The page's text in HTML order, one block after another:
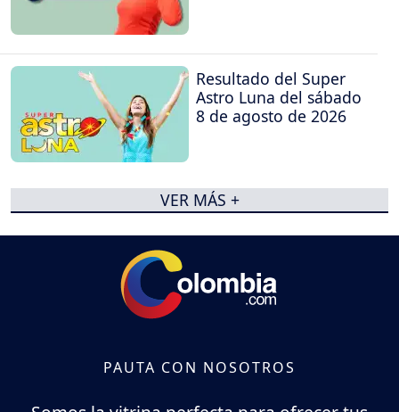
Resultado del Super
Astro Luna del sábado
8 de agosto de 2026
VER MÁS +
PAUTA CON NOSOTROS